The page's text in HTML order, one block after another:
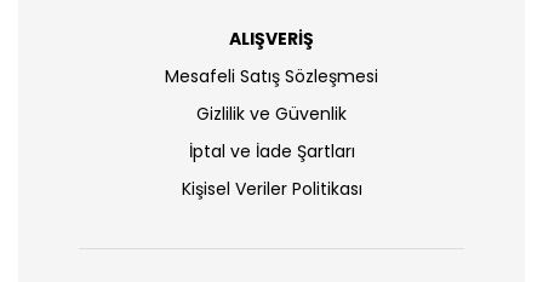
ALIŞVERİŞ
Mesafeli Satış Sözleşmesi
Gizlilik ve Güvenlik
İptal ve İade Şartları
Kişisel Veriler Politikası